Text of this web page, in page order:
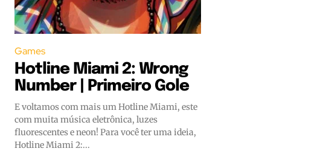
Games
Hotline Miami 2: Wrong
Number | Primeiro Gole
E voltamos com mais um Hotline Miami, este
com muita música eletrônica, luzes
fluorescentes e neon! Para você ter uma ideia,
Hotline Miami 2:...